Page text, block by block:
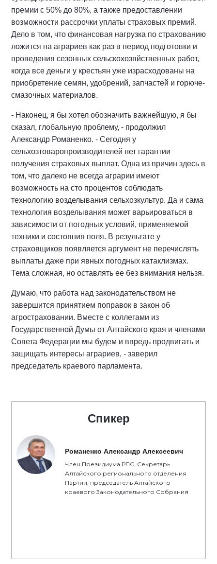
премии с 50% до 80%, а также предоставлении
возможности рассрочки уплаты страховых премий.
Дело в том, что финансовая нагрузка по страхованию
ложится на аграриев как раз в период подготовки и
проведения сезонных сельскохозяйственных работ,
когда все деньги у крестьян уже израсходованы на
приобретение семян, удобрений, запчастей и горюче-
смазочных материалов.
- Наконец, я бы хотел обозначить важнейшую, я бы
сказал, глобальную проблему, - продолжил
Александр Романенко. - Сегодня у
сельхозтоваропроизводителей нет гарантии
получения страховых выплат. Одна из причин здесь в
том, что далеко не всегда аграрии имеют
возможность на сто процентов соблюдать
технологию возделывания сельхозкультур. Да и сама
технология возделывания может варьироваться в
зависимости от погодных условий, применяемой
техники и состояния поля. В результате у
страховщиков появляется аргумент не перечислять
выплаты даже при явных погодных катаклизмах.
Тема сложная, но оставлять ее без внимания нельзя.
Думаю, что работа над законодательством не
завершится принятием поправок в закон об
агростраховании. Вместе с коллегами из
Государственной Думы от Алтайского края и членами
Совета Федерации мы будем и впредь продвигать и
защищать интересы аграриев, - заверил
председатель краевого парламента.
Спикер
Романенко Александр Алексеевич
Член Президиума РПС, Секретарь
Алтайского регионального отделения
Партии, председатель Алтайского
краевого Законодательного Собрания